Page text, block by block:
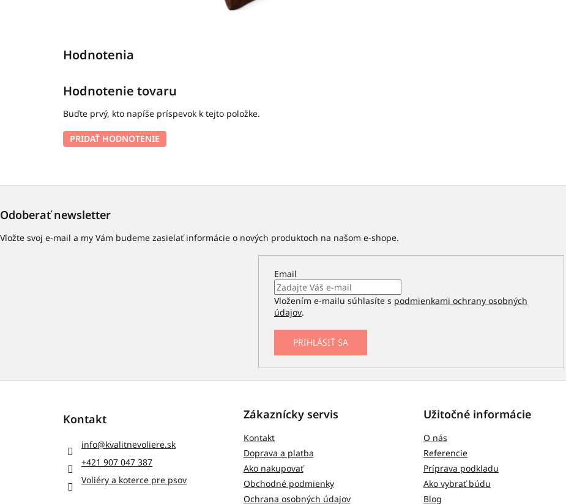
Hodnotenie tovaru
Buďte prvý, kto napíše príspevok k tejto položke.
PRIDAŤ HODNOTENIE
Odoberať newsletter
Vložte svoj e-mail a my Vám budeme zasielať informácie o nových produktoch na našom e-shope.
Email
Vložením e-mailu súhlasíte s podmienkami ochrany osobných
údajov.
PRIHLÁSIŤ SA
Kontakt
info@kvalitnevoliere.sk
+421 907 047 387
Voliéry a koterce pre psov
Zákaznícky servis
Kontakt
Doprava a platba
Ako nakupovať
Obchodné podmienky
Ochrana osobných údajov
Užitočné informácie
O nás
Referencie
Príprava podkladu
Ako vybrať búdu
Blog